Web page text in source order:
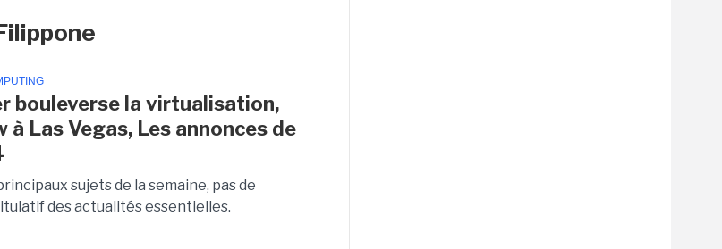
bouleverse la virtualisation,
à Las Vegas, Les annonces de
sujets de la semaine, pas de
des actualités essentielles.